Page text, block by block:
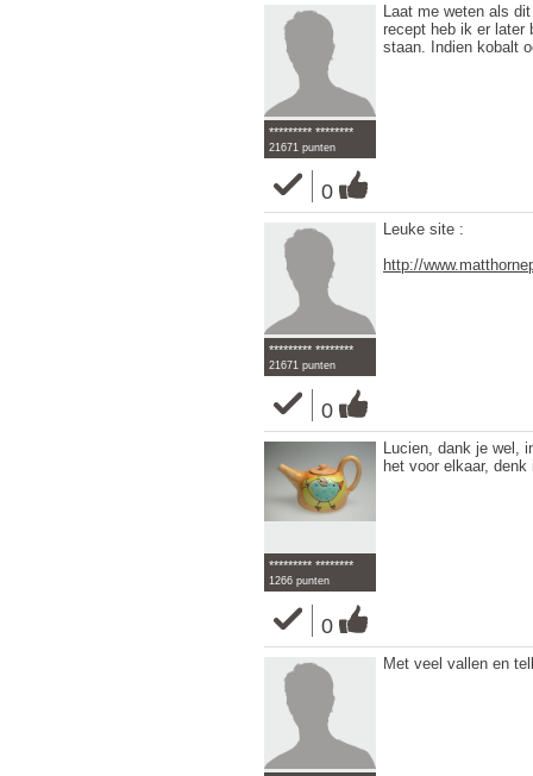
********* ********
21671 punten
0
Laat me weten als
recept heb ik er later
staan. Indien kobalt
********* ********
21671 punten
0
Leuke site :
http://
********* ********
1266 punten
0
Lucien, dank je wel,
het voor elkaar,
Met veel vallen en